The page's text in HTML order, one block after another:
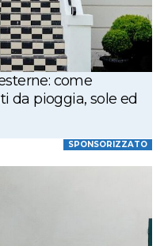
come
da pioggia, sole ed
SPONSORIZZATO